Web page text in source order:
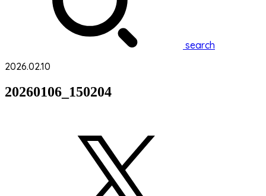
search
2026.02.10
20260106_150204